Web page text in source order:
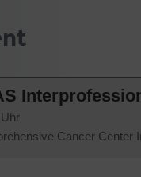
Cancer Center